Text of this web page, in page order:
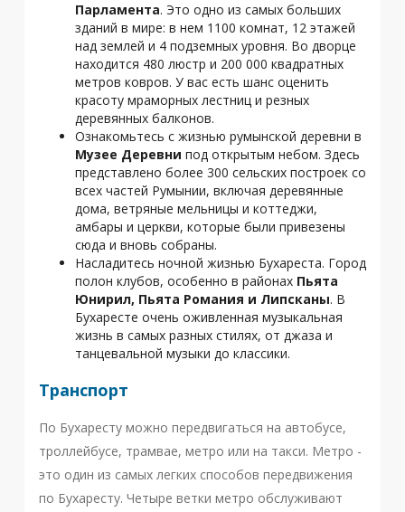
Парламента. Это одно из самых больших
зданий в мире: в нем 1100 комнат, 12 этажей
над землей и 4 подземных уровня. Во дворце
находится 480 люстр и 200 000 квадратных
метров ковров. У вас есть шанс оценить
красоту мраморных лестниц и резных
деревянных балконов.
Ознакомьтесь с жизнью румынской деревни в
Музее Деревни под открытым небом. Здесь
представлено более 300 сельских построек со
всех частей Румынии, включая деревянные
дома, ветряные мельницы и коттеджи,
амбары и церкви, которые были привезены
сюда и вновь собраны.
Насладитесь ночной жизнью Бухареста. Город
полон клубов, особенно в районах Пьята
Юнирил, Пьята Романия и Липсканы. В
Бухаресте очень оживленная музыкальная
жизнь в самых разных стилях, от джаза и
танцевальной музыки до классики.
Транспорт
По Бухаресту можно передвигаться на автобусе,
троллейбусе, трамвае, метро или на такси. Метро -
это один из самых легких способов передвижения
по Бухаресту. Четыре ветки метро обслуживают